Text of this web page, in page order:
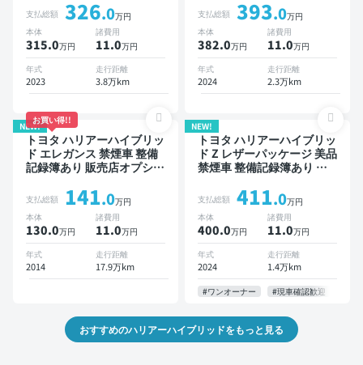
ブラインドスポットモニタ
ー デジタルインナーミラー
オートクルーズ スマートキ
ー ETC 電動バックドア バ
ックモニター ドライブレコ
ーダー 衝突軽減
支払総額 326.0万円
本体
315.0万円
諸費用
11.0万円
年式
2023
走行距離
3.8万km
ビキットあり TV ブライン
ドスポットモニター デジタ
ルインナーミラー オートク
ルーズ スマートキー ETC
電動バックドア バックモニ
ター ドライブレコーダー
衝突軽減
支払総額 393.0万円
本体
382.0万円
諸費用
11.0万円
年式
2024
走行距離
2.3万km
NEW!
お買い得!!
トヨタ ハリアーハイブリッ
ド エレガンス 禁煙車 整備
記録簿あり 販売店オプショ
フルエアロ
支払総額 141.0万円
本体
130.0万円
諸費用
11.0万円
年式
2014
走行距離
17.9万km
NEW!
トヨタ ハリアーハイブリッ
ド Z レザーパッケージ 美品
禁煙車 整備記録簿あり デ
ビキットあり 本革シート
TV ブラインドスポットモ
ニター デジタルインナーミ
ラー オートクルーズ スマ
ートキー ETC 電動バック
ドア 全方位カメラ ドライ
ブレコーダー 衝突軽減
支払総額 411.0万円
本体
400.0万円
諸費用
11.0万円
年式
2024
走行距離
1.4万km
#ワンオーナー #現車確認歓迎
おすすめのハリアーハイブリッドをもっと見る